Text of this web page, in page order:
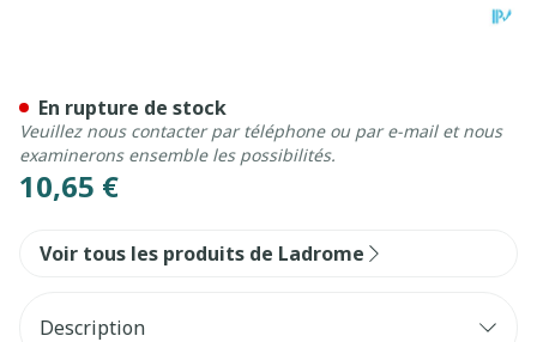
10,65 €
En rupture de stock
Veuillez nous contacter par téléphone ou par e-mail et nous
examinerons ensemble les possibilités.
Voir tous les produits de Ladrome
Description